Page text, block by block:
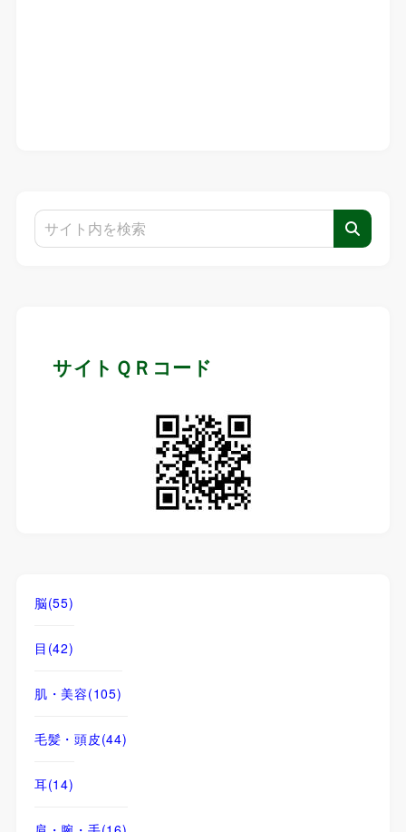
サイトＱＲコード
脳(55)
目 (42)
肌・美容(105)
毛髪・頭皮(44)
耳(14)